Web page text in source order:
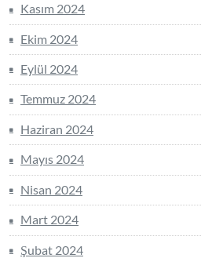
Kasım 2024
Ekim 2024
Eylül 2024
Temmuz 2024
Haziran 2024
Mayıs 2024
Nisan 2024
Mart 2024
Şubat 2024